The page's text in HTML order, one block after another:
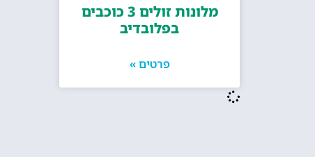
מלונות זולים 3 כוכבים
בפלובדיב
פרטים »